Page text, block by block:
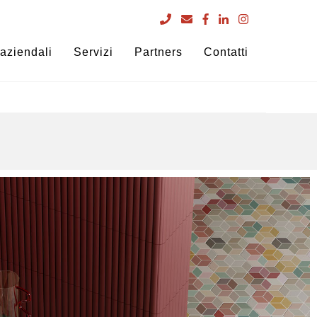
Servizi Partners Contatti